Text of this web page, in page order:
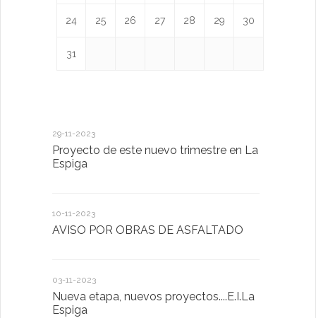
24 25 26 27 28 29 30
31
29-11-2023
Proyecto de este nuevo trimestre en La
Espiga
10-11-2023
AVISO POR OBRAS DE ASFALTADO
03-11-2023
Nueva etapa, nuevos proyectos....E.I.La
Espiga